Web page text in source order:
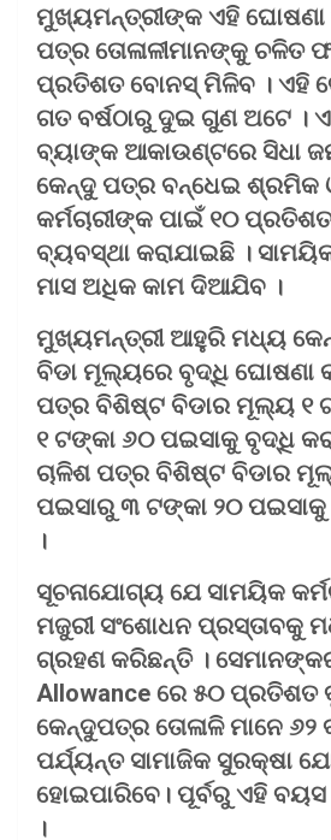
ମୁଖ୍ୟମନ୍ତ୍ରୀଙ୍କ ଏହି ଘୋଷଣା
ପତ୍ର ତୋଳାଳୀମାନଙ୍କୁ ଚଳିତ
ପ୍ରତିଶତ ବୋନସ୍‌ ମିଳିବ । ଏହି
ଗତ ବର୍ଷଠାରୁ ଦୁଇ ଗୁଣ ଅଟେ ।
ବ୍ୟାଙ୍କ ଆକାଉଣ୍ଟରେ ସିଧା
କେନ୍ଦୁ ପତ୍ର ବନ୍ଧେଇ ଶ୍ରମିକ
କର୍ମଚାରୀଙ୍କ ପାଇଁ ୧୦
ବ୍ୟବସ୍ଥା କରାଯାଇଛି ।
ମାସ ଅଧିକ କାମ ଦିଆଯିବ ।
ମୁଖ୍ୟମନ୍ତ୍ରୀ ଆହୁରି ମଧ୍ୟ
ବିଡା ମୂଲ୍ୟରେ ବୃଦ୍ଧି ଘୋଷଣା
ପତ୍ର ବିଶିଷ୍ଟ ବିଡାର ମୂଲ୍ୟ ୧
୧ଟଙ୍କା ୬୦ ପଇସାକୁ ବୃଦ୍ଧି
ଚାଳିଶ ପତ୍ର ବିଶିଷ୍ଟ ବିଡାର
ପଇସାରୁ ୩ ଟଙ୍କା ୨୦ ପଇସାକୁ
।
ସୂଚନାଯୋଗ୍ୟ ଯେ ସାମୟିକ
ମଜୁରୀ ସଂଶୋଧନ ପ୍ରସ୍ତାବକୁ
ଗ୍ରହଣ କରିଛନ୍ତି ।
Allowance ରେ ୫୦ ପ୍ରତିଶତ
କେନ୍ଦୁପତ୍ର ତୋଳାଳି ମାନେ ୬୨
ପର୍ଯ୍ୟନ୍ତ ସାମାଜିକ ସୁରକ୍ଷା
ହୋଇପାରିବେ। ପୂର୍ବରୁ ଏହି ବୟସ
।